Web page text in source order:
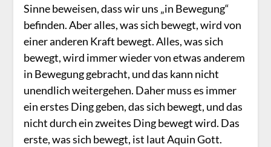
Sinne beweisen, dass wir uns „in Bewegung“
befinden. Aber alles, was sich bewegt, wird von
einer anderen Kraft bewegt. Alles, was sich
bewegt, wird immer wieder von etwas anderem
in Bewegung gebracht, und das kann nicht
unendlich weitergehen. Daher muss es immer
ein erstes Ding geben, das sich bewegt, und das
nicht durch ein zweites Ding bewegt wird. Das
erste, was sich bewegt, ist laut Aquin Gott.